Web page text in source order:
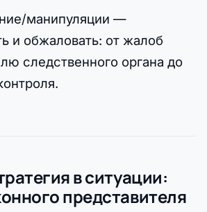
манипуляции —
и обжаловать: от жалоб
следственного органа до
в ситуации:
представителя